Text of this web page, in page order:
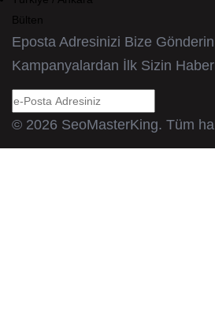
Bülten
Eposta Adresinizi Bize
Kampanyalardan İlk Sizin
© 2026 SeoMasterKing. Tüm